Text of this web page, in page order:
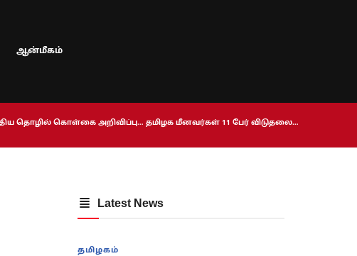
ஆன்மீகம்
தொழில் கொள்கை அறிவிப்பு… தமிழக மீனவர்கள் 11 பேர் விடுதலை…
Latest News
தமிழகம்